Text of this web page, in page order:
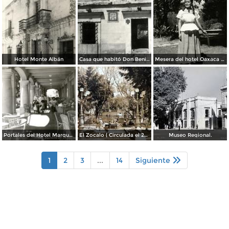
Hotel Monte Albán Casa que habitó Don Benito Juárez Mesera del hotel Oaxaca Courts vistiendo traje típico
Portales del Hotel Marqués del Valle El Zocalo ( Circulada el 23 de Julio de 1953 ). Museo Regional.
1 2 3 ... 14 Siguiente